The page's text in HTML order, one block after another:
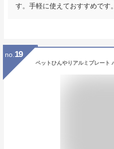
す。手軽に使えておすすめです。
no. 19